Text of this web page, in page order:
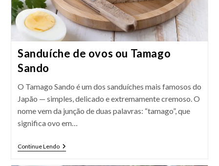
Sanduíche de ovos ou Tamago
Sando
O Tamago Sando é um dos sanduíches mais famosos do
Japão — simples, delicado e extremamente cremoso. O
nome vem da junção de duas palavras: “tamago”, que
significa ovo em…
Continue LendoSanduíche
De